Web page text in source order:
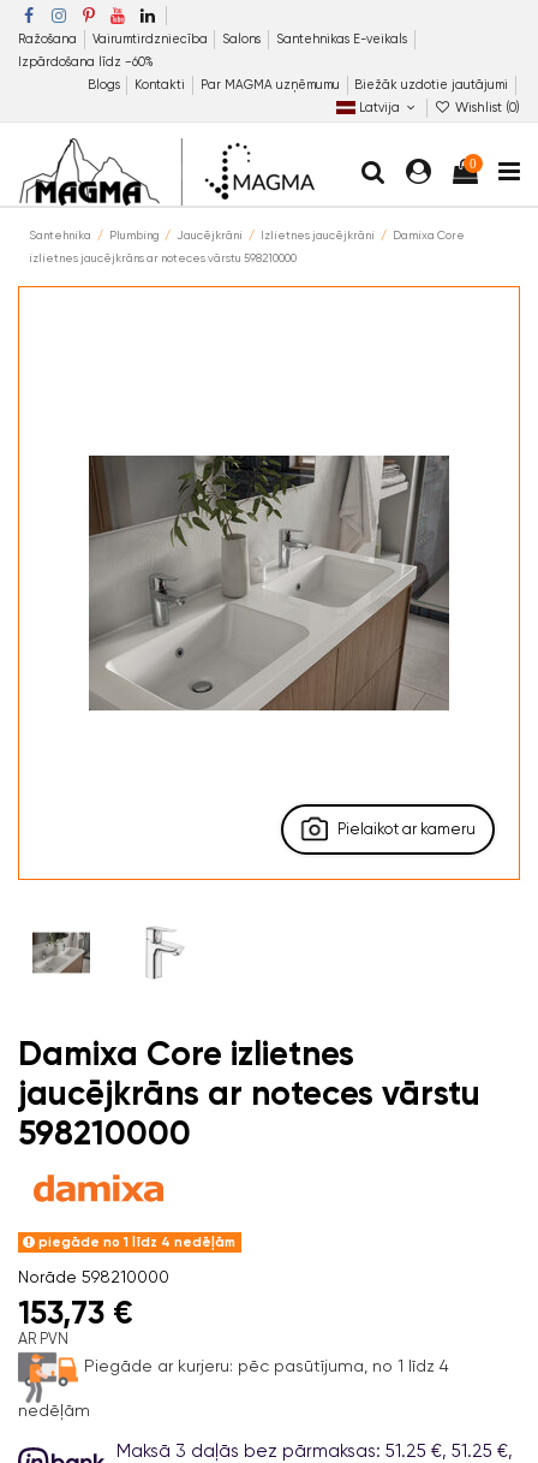
Ražošana Vairumtirdzniecība Salons
Santehnikas E-veikals
Izpārdošana līdz −60%
Blogs
Kontakti Par MAGMA uzņēmumu
Biežāk uzdotie jautājumi
Latvija
Wishlist (0)
0
Santehnika Plumbing Jaucējkrāni Izlietnes jaucējkrāni
Damixa Core
izlietnes jaucējkrāns ar noteces vārstu 598210000
Pielaikot ar kameru
Damixa Core izlietnes
jaucējkrāns ar noteces vārstu
598210000
piegāde no 1 līdz 4 nedēļām
Norāde 598210000
153,73 €
AR PVN
Piegāde ar kurjeru: pēc pasūtījuma, no 1 līdz 4
nedēļām
Maksā 3 daļās bez pārmaksas: 51.25 €, 51.25 €,